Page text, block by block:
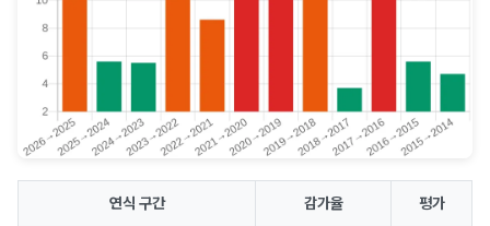
연식 구간 감가율 평가